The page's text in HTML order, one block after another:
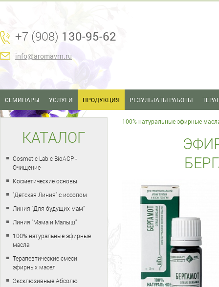
+7 (908) 130-95-62
info@aromavrn.ru
СЕМИНАРЫ УСЛУГИ ПРОДУКЦИЯ РЕЗУЛЬТАТЫ РАБОТЫ
100% натуральные эфирные
КАТАЛОГ
Cosmetic Lab с BioACP -
Очищение
Косметические основы
"Детская Линия" с иссопом
Линия "Для будущих мам"
Линия "Мама и Малыш"
100% натуральные эфирные
масла
Терапевтические смеси
эфирных масел
Эксклюзивные Абсолю